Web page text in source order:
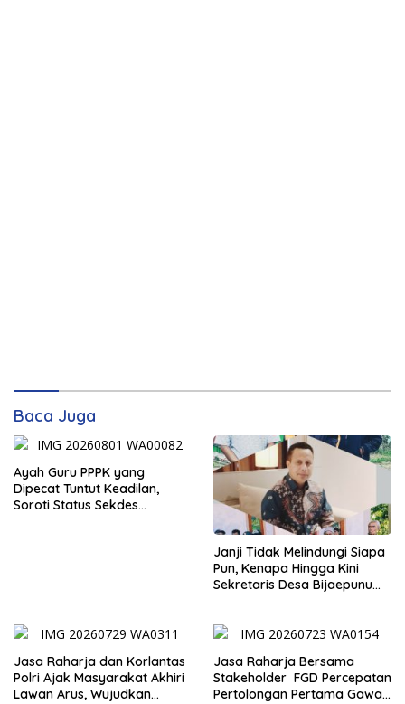
Baca Juga
Ayah Guru PPPK yang
Dipecat Tuntut Keadilan,
Soroti Status Sekdes
Janji Tidak Melindungi Siapa
Pun, Kenapa Hingga Kini
Sekretaris Desa Bijaepunu
DPRD TTS.
Jasa Raharja dan Korlantas
Polri Ajak Masyarakat Akhiri
Lawan Arus, Wujudkan
Jasa Raharja Bersama
Stakeholder FGD Percepatan
Pertolongan Pertama Gawat